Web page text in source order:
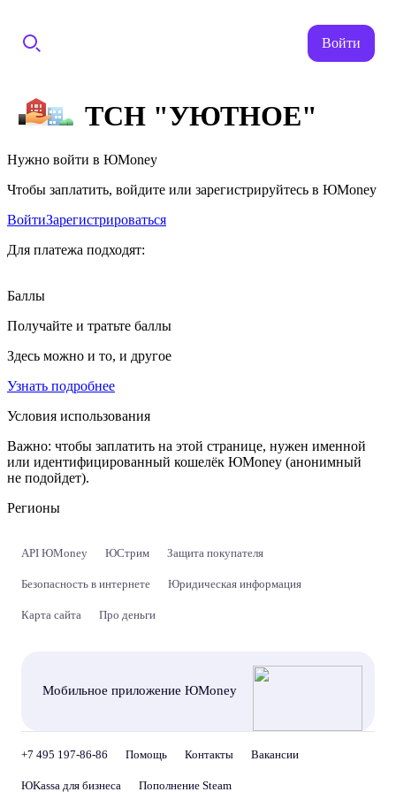
Войти
ТСН "УЮТНОЕ"
Нужно войти в ЮMoney
Чтобы заплатить, войдите или зарегистрируйтесь в ЮMoney
ВойтиЗарегистрироваться
Для платежа подходят:
Баллы
Получайте и тратьте баллы
Здесь можно и то, и другое
Узнать подробнее
Условия использования
Важно: чтобы заплатить на этой странице, нужен именной
или идентифицированный кошелёк ЮMoney (анонимный
не подойдет).
Регионы
API ЮMoney ЮСтрим Защита покупателя
Безопасность в интернете Юридическая информация
Карта сайта Про деньги
Мобильное приложение ЮMoney
+7 495 197-86-86 Помощь Контакты Вакансии
ЮKassa для бизнеса Пополнение Steam